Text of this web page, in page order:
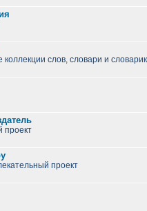
коллекции слов, словари и
проект
проект